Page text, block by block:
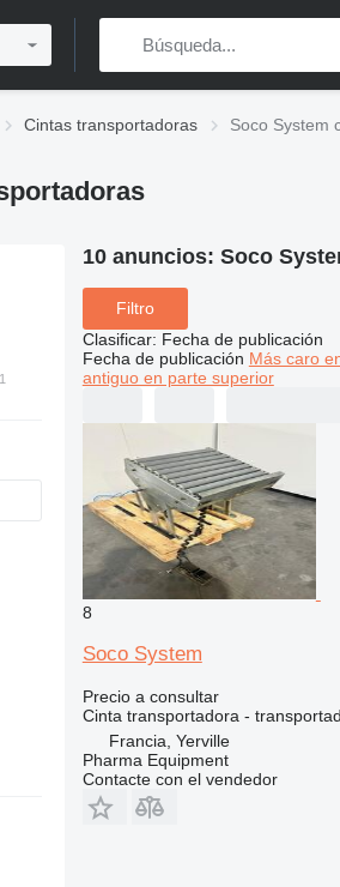
Cintas transportadoras Soco System
10 anuncios: Soco
Filtro
Clasificar: Fecha de publicación
Fecha de publicación Más caro
antiguo en parte superior
8
Soco System
Precio a consultar
Cinta transportadora -
Francia, Yerville
Pharma Equipment
Contacte con el vendedor